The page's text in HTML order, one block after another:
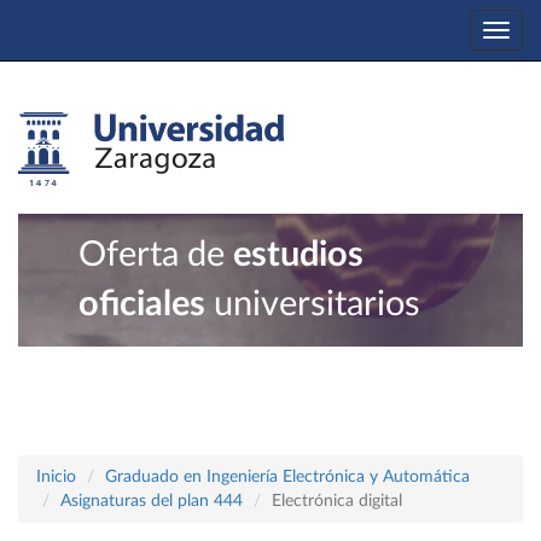
Oferta de estudios
oficiales universitarios
Inicio
Graduado en Ingeniería Electrónica y Automática
Asignaturas del plan 444
Electrónica digital